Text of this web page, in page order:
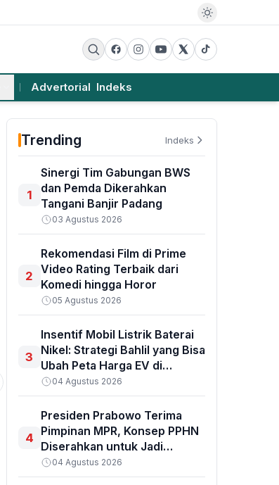
Advertorial Indeks
SPORT
Persebaya Juara Piala Presiden
2026, Reza Arya Ingatkan
Timnya Segera Fokus ke Super
Trending Indeks
1
Sinergi Tim Gabungan BWS
dan Pemda Dikerahkan
Tangani Banjir Padang
03 Agustus 2026
2
Rekomendasi Film di Prime
Video Rating Terbaik dari
Komedi hingga Horor
05 Agustus 2026
3
Insentif Mobil Listrik Baterai
Nikel: Strategi Bahlil yang Bisa
Ubah Peta Harga EV di
Indonesia
04 Agustus 2026
4
Presiden Prabowo Terima
Pimpinan MPR, Konsep PPHN
Diserahkan untuk Jadi
Pedoman Pembangunan
Jangka Panjang
04 Agustus 2026